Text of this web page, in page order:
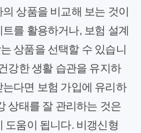
상품을 비교해 보는 것이
를 활용하거나, 보험 설계
상품을 선택할 수 있습니
강한 생활 습관을 유지하
다면 보험 가입에 유리하
상태를 잘 관리하는 것은
도움이 됩니다. 비갱신형